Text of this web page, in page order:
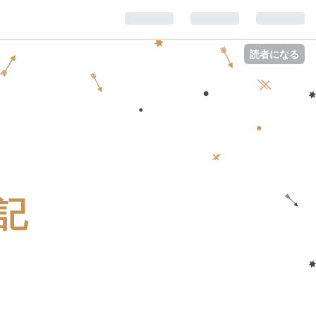
読者になる